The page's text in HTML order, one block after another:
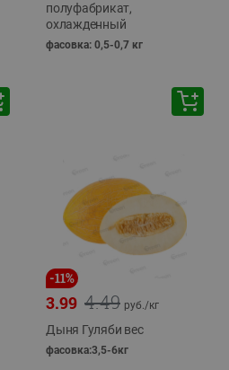
полуфабрикат,
охлажденный
фасовка: 0,5-0,7 кг
-11%
4.49
3.99 руб./кг
Дыня Гуляби вес
фасовка:3,5-6кг